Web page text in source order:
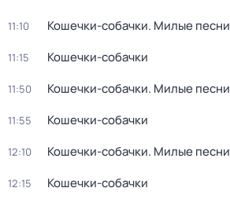
11:10 Кошечки-собачки. Милые песни
11:15 Кошечки-собачки
11:50 Кошечки-собачки. Милые песни
11:55 Кошечки-собачки
12:10 Кошечки-собачки. Милые песни
12:15 Кошечки-собачки